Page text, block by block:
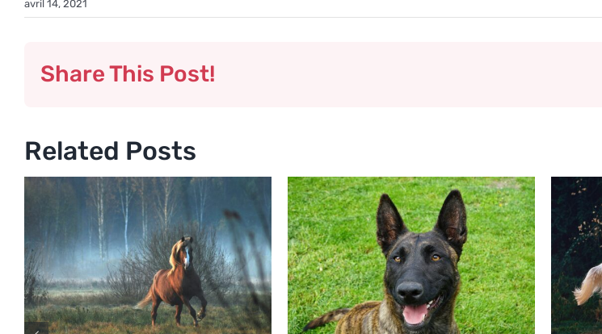
avril 14, 2021
Share This Post!
Related Posts